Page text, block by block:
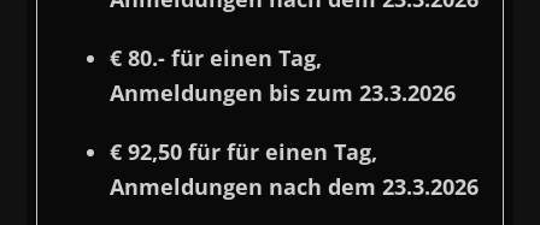
€ 80.- für einen Tag,
Anmeldungen bis zum 23.3.2026
€ 92,50 für für einen Tag,
Anmeldungen nach dem 23.3.2026